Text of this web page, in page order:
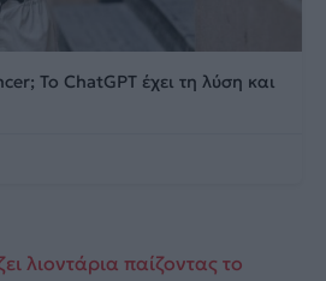
Το ChatGPT έχει τη λύση και